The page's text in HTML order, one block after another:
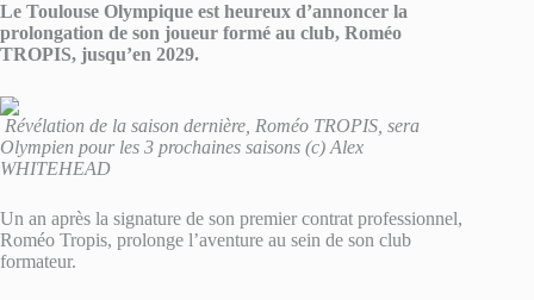
Le Toulouse Olympique est heureux d’annoncer la
prolongation de son joueur formé au club, Roméo
TROPIS, jusqu’en 2029.
Révélation de la saison dernière, Roméo TROPIS, sera
Olympien pour les 3 prochaines saisons (c) Alex
WHITEHEAD
Un an après la signature de son premier contrat professionnel,
Roméo Tropis, prolonge l’aventure au sein de son club
formateur.